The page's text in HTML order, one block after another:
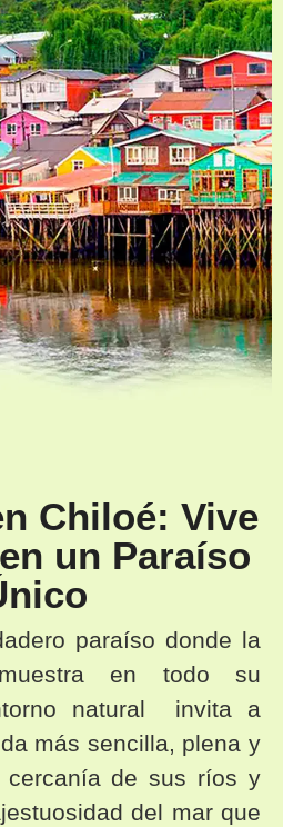
Chiloé: Vive
un Paraíso
paraíso donde la
en todo su
natural invita a
más sencilla, plena y
cercanía de sus ríos y
del mar que